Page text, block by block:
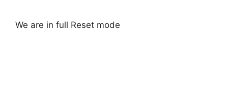
We are in full Reset mode